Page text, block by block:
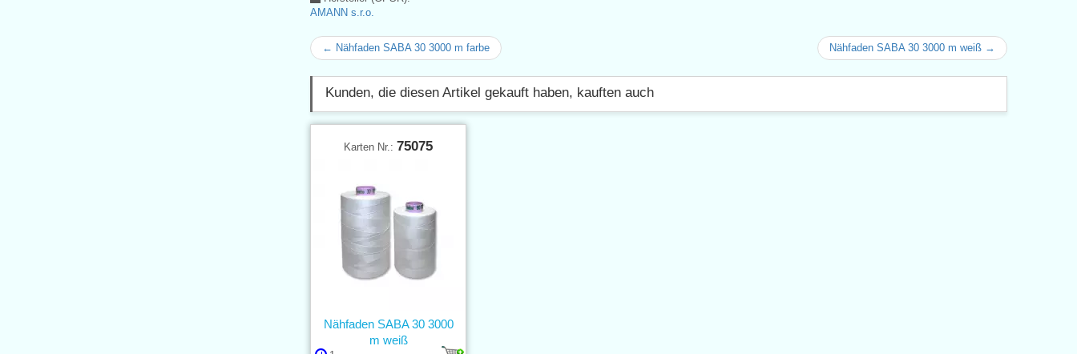
AMANN s.r.o.
← Nähfaden SABA 30 3000 m farbe Nähfaden SABA 30 3000 m weiß →
Kunden, die diesen Artikel gekauft haben, kauften auch
Karten Nr.: 75075
Nähfaden SABA 30 3000
m weiß